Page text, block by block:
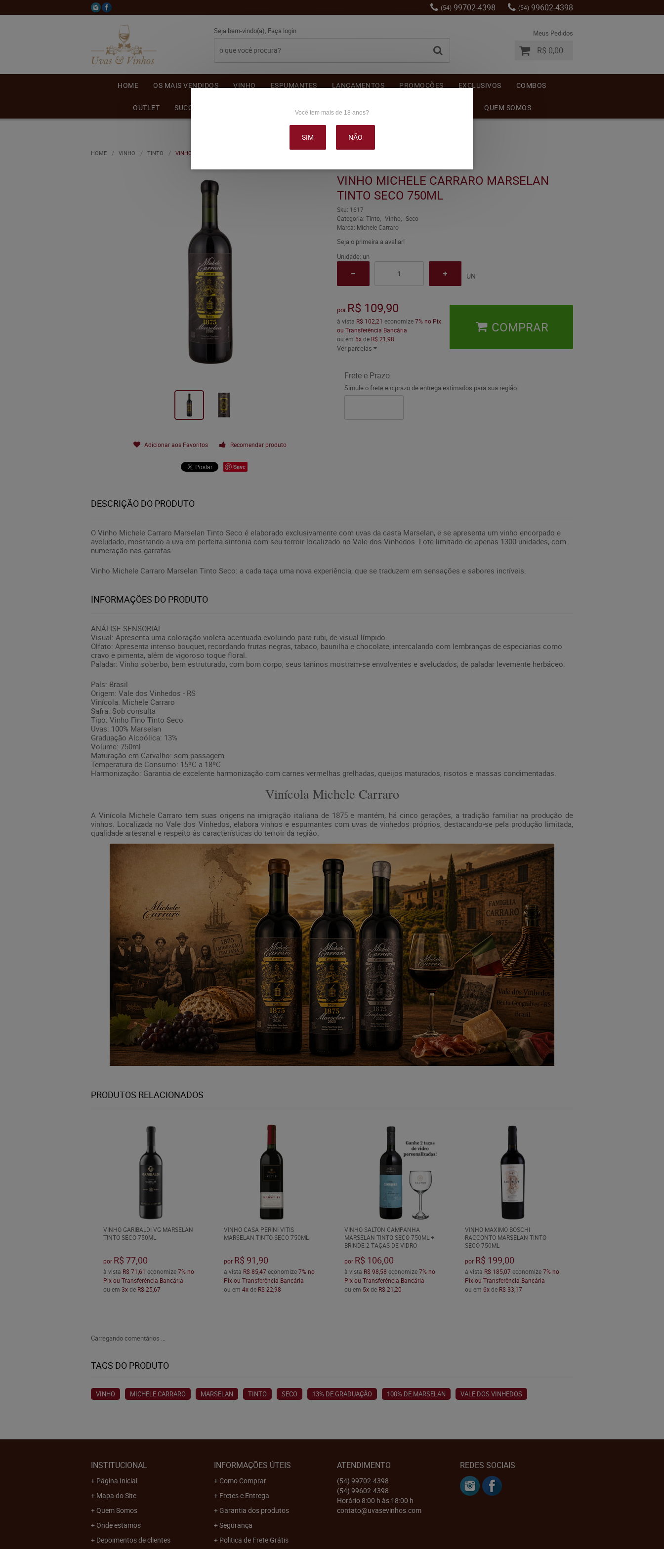
(54) 99702-4398 (54) 99602-4398
Seja bem-vindo(a), Faça login Meus Pedidos
R$ 0,00
HOME OS MAIS VENDIDOS VINHO ESPUMANTES LANÇAMENTOS PROMOÇÕES EXCLUSIVOS COMBOS
OUTLET SUCO DE UVA QUEM SOMOS
HOME VINHO TINTO VINHO MICHELE CARRARO MARSELAN TINTO SECO 750ML
Adicionar aos Favoritos Recomendar produto
Save
VINHO MICHELE CARRARO MARSELAN
TINTO SECO 750ML
Sku: 1617
Categoria: Tinto Vinho
Seco
Marca: Michele Carraro
Seja o primeira a avaliar!
Unidade: un
UN
por R$ 109,90
à vista R$ 102,21 economize7% no Pix
ou Transferência Bancária
ou em 5xde R$ 21,98
Ver parcelas
COMPRAR
Frete e Prazo
Simule o frete e o prazo de entrega estimados para sua região:
DESCRIÇÃO DO PRODUTO
O Vinho Michele Carraro Marselan Tinto Seco é elaborado exclusivamente com uvas da casta Marselan, e se apresenta um vinho encorpado e
aveludado, mostrando a uva em perfeita sintonia com seu terroir localizado no Vale dos Vinhedos. Lote limitado de apenas 1300 unidades, com
numeração nas garrafas.
Vinho Michele Carraro Marselan Tinto Seco: a cada taça uma nova experiência, que se traduzem em sensações e sabores incríveis.
INFORMAÇÕES DO PRODUTO
ANÁLISE SENSORIAL
Visual: Apresenta uma coloração violeta acentuada evoluindo para rubi, de visual límpido.
Olfato: Apresenta intenso bouquet, recordando frutas negras, tabaco, baunilha e chocolate, intercalando com lembranças de especiarias como
cravo e pimenta, além de vigoroso toque floral.
Paladar: Vinho soberbo, bem estruturado, com bom corpo, seus taninos mostram-se envolventes e aveludados, de paladar levemente herbáceo.
País: Brasil
Origem: Vale dos Vinhedos - RS
Vinícola: Michele Carraro
Safra: Sob consulta
Tipo: Vinho Fino Tinto Seco
Uvas: 100% Marselan
Graduação Alcoólica: 13%
Volume: 750ml
Maturação em Carvalho: sem passagem
Temperatura de Consumo: 15ºC a 18ºC
Harmonização: Garantia de excelente harmonização com carnes vermelhas grelhadas, queijos maturados, risotos e massas condimentadas.
Vinícola Michele Carraro
A Vinícola Michele Carraro tem suas origens na imigração italiana de 1875 e mantém, há cinco gerações, a tradição familiar na produção de
vinhos. Localizada no Vale dos Vinhedos, elabora vinhos e espumantes com uvas de vinhedos próprios, destacando-se pela produção limitada,
qualidade artesanal e respeito às características do terroir da região.
PRODUTOS RELACIONADOS
VINHO GARIBALDI VG MARSELAN
TINTO SECO 750ML
por R$ 77,00
à vista R$ 71,61 economize7% no
Pix ou Transferência Bancária
ou em 3xde R$ 25,67
VINHO CASA PERINI VITIS
MARSELAN TINTO SECO 750ML
por R$ 91,90
à vista R$ 85,47economize7% no
Pix ou Transferência Bancária
ou em 4xde R$ 22,98
VINHO SALTON CAMPANHA
MARSELAN TINTO SECO 750ML +
BRINDE 2 TAÇAS DE VIDRO
por R$ 106,00
à vista R$ 98,58 economize7% no
Pix ou Transferência Bancária
ou em 5xde R$ 21,20
VINHO MAXIMO BOSCHI
RACCONTO MARSELAN TINTO
SECO 750ML
por R$ 199,00
à vista R$ 185,07economize7% no
Pix ou Transferência Bancária
ou em 6xde R$ 33,17
Carregando comentários ...
TAGS DO PRODUTO
VINHO MICHELE CARRARO MARSELAN TINTO SECO 13% DE GRADUAÇÃO 100% DE MARSELAN VALE DOS VINHEDOS
INSTITUCIONAL
Página Inicial
Mapa do Site
Quem Somos
Onde estamos
Depoimentos de clientes
INFORMAÇÕES ÚTEIS
Como Comprar
Fretes e Entrega
Garantia dos produtos
Segurança
Politica de Frete Grátis
ATENDIMENTO
(54) 99702-4398
(54) 99602-4398
Horário 8:00 h às 18:00 h
contato@uvasevinhos.com
REDES SOCIAIS
Você tem mais de 18 anos?
SIM NÃO